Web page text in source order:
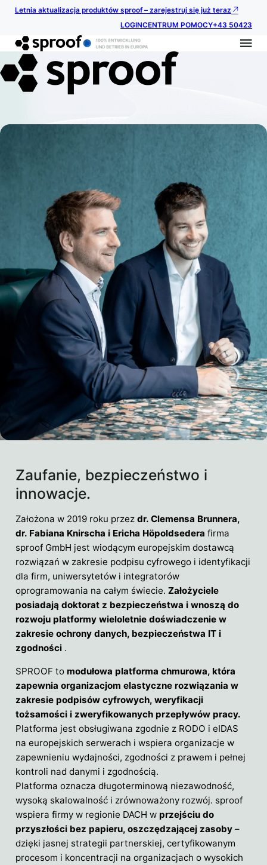
Letnia aktualizacja produktów sproof – zarejestruj się już teraz
LOGINCENTRUM POMOCY+43 50423
Zaufanie, bezpieczeństwo i
innowacje.
Założona w 2019 roku przezdr. Clemensa Brunnera,
dr. Fabiana Knirscha i Ericha Höpoldsedera firma
sproof GmbH jest wiodącym europejskim dostawcą
rozwiązań w zakresie podpisu cyfrowego i identyfikacji
dla firm, uniwersytetów i integratorów
oprogramowania na całym świecie.Założyciele
posiadają doktorat z bezpieczeństwa i wnoszą do
rozwoju platformy wieloletnie doświadczenie w
zakresie ochrony danych, bezpieczeństwa IT i
zgodności .
SPROOF to modułowa platforma chmurowa, która
zapewnia organizacjom elastyczne rozwiązania w
zakresie podpisów cyfrowych, weryfikacji
tożsamości i zweryfikowanych przepływów pracy.
Platforma jest obsługiwana zgodnie z RODO i eIDAS
na europejskich serwerach i wspiera organizacje w
zapewnieniu wydajności, zgodności z prawem i pełnej
kontroli nad danymi i zgodnością.
Platforma oznacza długoterminową niezawodność,
wysoką skalowalność i zrównoważony rozwój. sproof
wspiera firmy w regionie DACH w przejściu do
przyszłości bez papieru, oszczędzającej zasoby –
dzięki jasnej strategii partnerskiej, certyfikowanym
procesom i koncentracji na organizacjach o wysokich